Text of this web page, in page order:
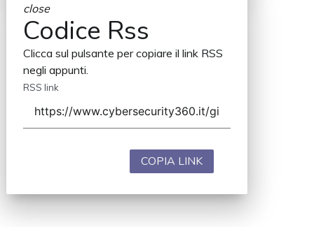
close
Codice Rss
Clicca sul pulsante per copiare il link RSS
negli appunti.
RSS link
COPIA LINK